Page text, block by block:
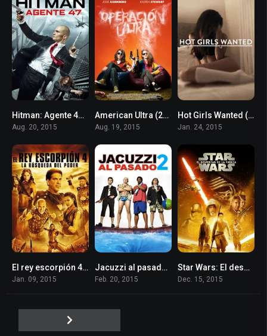
5.7
Hitman: Agente 47 (2015)
Aug. 20, 2015
6.1American Ultra (2015)
Aug. 19, 2015
6.1Hot Girls Wanted (2015)
Jan. 24, 2015
4.1El rey escorpión 4: La búsqueda del poder (2015)
Jan. 09, 2015
5
Jacuzzi al pasado 2 (2015)
Feb. 20, 2015
7.8
Star Wars: El despertar de la fuerza (2015)
Dec. 15, 2015